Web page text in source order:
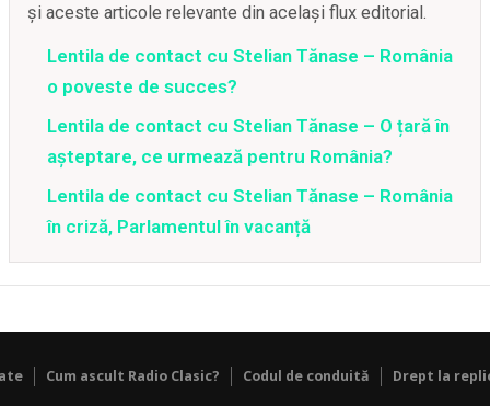
și aceste articole relevante din același flux editorial.
Lentila de contact cu Stelian Tănase – România
o poveste de succes?
Lentila de contact cu Stelian Tănase – O țară în
așteptare, ce urmează pentru România?
Lentila de contact cu Stelian Tănase – România
în criză, Parlamentul în vacanță
Cum ascult Radio Clasic? Codul de conduită Drept la